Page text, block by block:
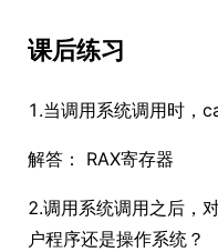
课后练习
1.当调用系统调用时，
解答： RAX寄存器
2.调用系统调用之后，
户程序还是操作系统？